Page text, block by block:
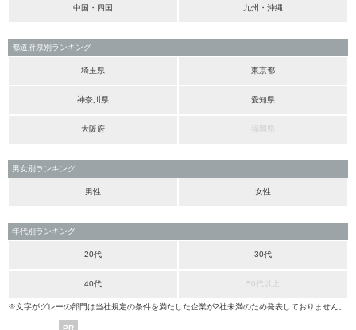
中国・四国 九州・沖縄
都道府県別ランキング
埼玉県 東京都
神奈川県 愛知県
大阪府 福岡県
男女別ランキング
男性 女性
年代別ランキング
20代 30代
40代 50代以上
※文字がグレーの部門は当社規定の条件を満たした企業が2社未満のため発表しておりません。
PR